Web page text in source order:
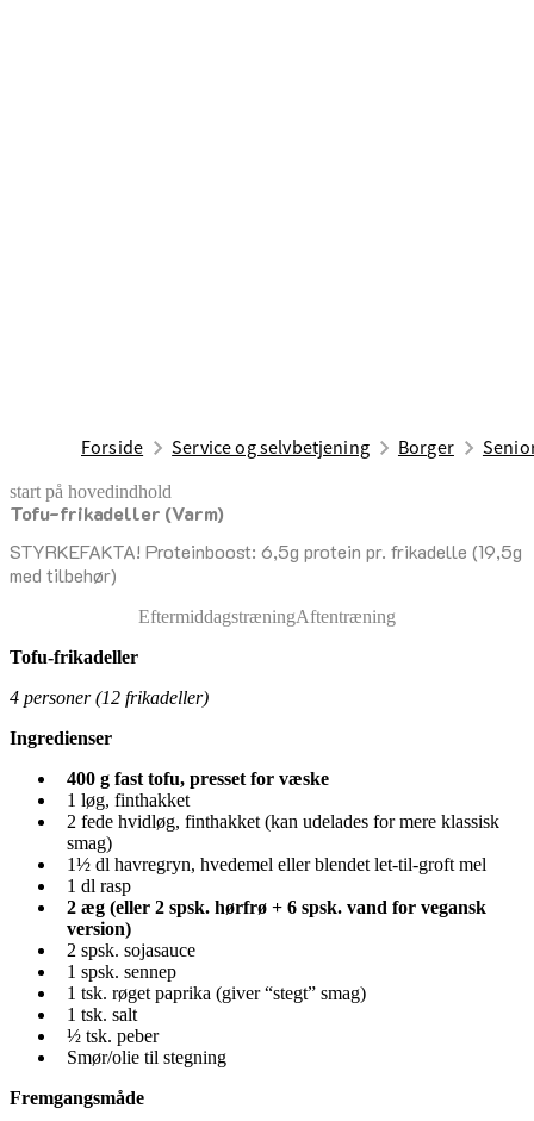
Forside Service og selvbetjening Borger
start på hovedindhold
Tofu-frikadeller (Varm)
STYRKEFAKTA! Proteinboost: 6,5g protein pr. frikadelle (19,5g
med tilbehør)
senest opdateret 17. april 2026
EftermiddagstræningAftentræning
Tofu‑frikadeller
4 personer (12 frikadeller)
Ingredienser
400 g fast tofu, presset for væske
1 løg, finthakket
2 fede hvidløg, finthakket (kan udelades for mere klassisk
smag)
1½ dl havregryn, hvedemel eller blendet let-til-groft mel
1 dl rasp
2 æg (eller 2 spsk. hørfrø + 6 spsk. vand for vegansk
version)
2 spsk. sojasauce
1 spsk. sennep
1 tsk. røget paprika (giver “stegt” smag)
1 tsk. salt
½ tsk. peber
Smør/olie til stegning
Fremgangsmåde